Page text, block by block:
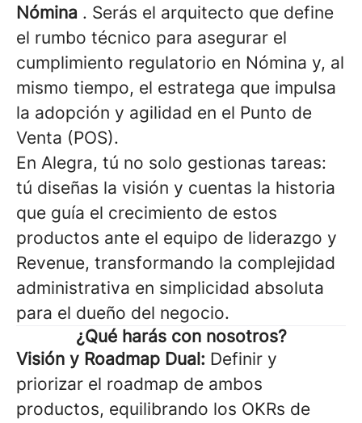
Nómina . Serás el arquitecto que define
el rumbo técnico para asegurar el
cumplimiento regulatorio en Nómina y, al
mismo tiempo, el estratega que impulsa
la adopción y agilidad en el Punto de
Venta (POS).
En Alegra, tú no solo gestionas tareas:
tú diseñas la visión y cuentas la historia
que guía el crecimiento de estos
productos ante el equipo de liderazgo y
Revenue, transformando la complejidad
administrativa en simplicidad absoluta
para el dueño del negocio.
¿Qué harás con nosotros?
Visión y Roadmap Dual: Definir y
priorizar el roadmap de ambos
productos, equilibrando los OKRs de